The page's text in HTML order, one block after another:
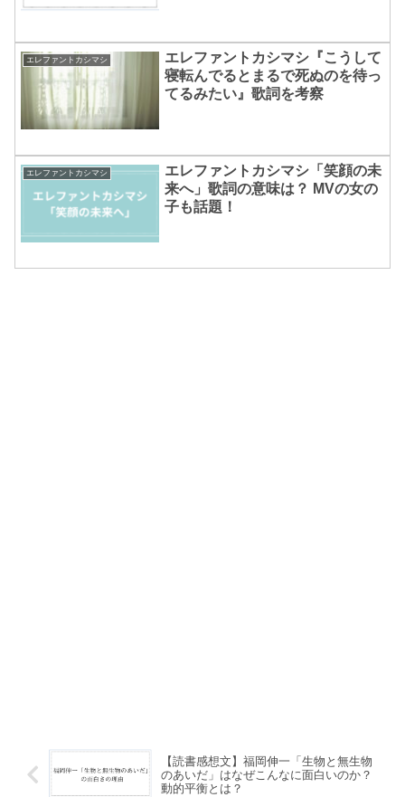
エレファントカシマシ
エレファントカシマシ『こうして
寝転んでるとまるで死ぬのを待っ
てるみたい』歌詞を考察
エレファントカシマシ
エレファントカシマシ「笑顔の未
来へ」歌詞の意味は？ MVの女の
子も話題！
【読書感想文】福岡伸一「生物と無生物
のあいだ」はなぜこんなに面白いのか？
動的平衡とは？